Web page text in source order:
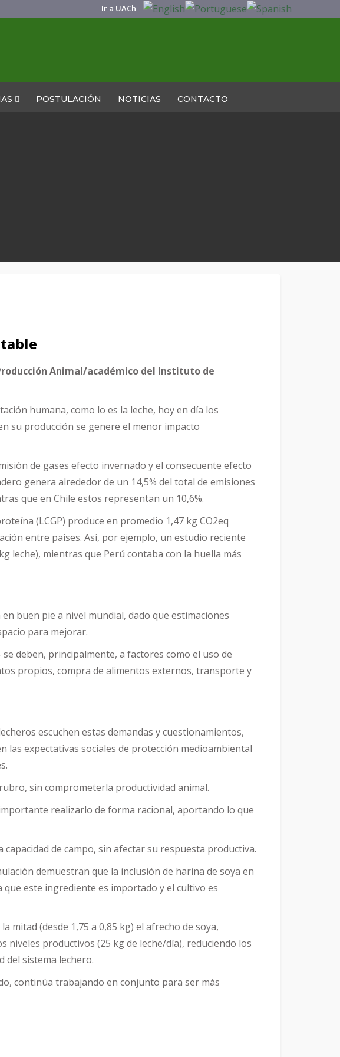
Ir a UACh -
POSTULACIÓN NOTICIAS CONTACTO
Animal/académico del Instituto de
humana, como lo es la leche, hoy en día los
su producción se genere el menor impacto
de gases efecto invernado y el consecuente efecto
genera alrededor de un 14,5% del total de emisiones
que en Chile estos representan un 10,6%.
(LCGP) produce en promedio 1,47 kg CO2eq
entre países. Así, por ejemplo, un estudio reciente
leche), mientras que Perú contaba con la huella más
buen pie a nivel mundial, dado que estimaciones
para mejorar.
deben, principalmente, a factores como el uso de
propios, compra de alimentos externos, transporte y
escuchen estas demandas y cuestionamientos,
las expectativas sociales de protección medioambiental
sin comprometerla productividad animal.
realizarlo de forma racional, aportando lo que
de campo, sin afectar su respuesta productiva.
demuestran que la inclusión de harina de soya en
este ingrediente es importado y el cultivo es
mitad (desde 1,75 a 0,85 kg) el afrecho de soya,
productivos (25 kg de leche/día), reduciendo los
del sistema lechero.
continúa trabajando en conjunto para ser más